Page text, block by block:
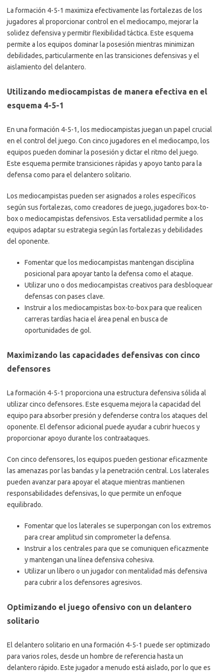
La formación 4-5-1 maximiza efectivamente las fortalezas de los
jugadores al proporcionar control en el mediocampo, mejorar la
solidez defensiva y permitir flexibilidad táctica. Este esquema
permite a los equipos dominar la posesión mientras minimizan
debilidades, particularmente en las transiciones defensivas y el
aislamiento del delantero.
Utilizando mediocampistas de manera efectiva en el
esquema 4-5-1
En una formación 4-5-1, los mediocampistas juegan un papel crucial
en el control del juego. Con cinco jugadores en el mediocampo, los
equipos pueden dominar la posesión y dictar el ritmo del juego.
Este esquema permite transiciones rápidas y apoyo tanto para la
defensa como para el delantero solitario.
Los mediocampistas pueden ser asignados a roles específicos
según sus fortalezas, como creadores de juego, jugadores box-to-
box o mediocampistas defensivos. Esta versatilidad permite a los
equipos adaptar su estrategia según las fortalezas y debilidades
del oponente.
Fomentar que los mediocampistas mantengan disciplina
posicional para apoyar tanto la defensa como el ataque.
Utilizar uno o dos mediocampistas creativos para desbloquear
defensas con pases clave.
Instruir a los mediocampistas box-to-box para que realicen
carreras tardías hacia el área penal en busca de
oportunidades de gol.
Maximizando las capacidades defensivas con cinco
defensores
La formación 4-5-1 proporciona una estructura defensiva sólida al
utilizar cinco defensores. Este esquema mejora la capacidad del
equipo para absorber presión y defenderse contra los ataques del
oponente. El defensor adicional puede ayudar a cubrir huecos y
proporcionar apoyo durante los contraataques.
Con cinco defensores, los equipos pueden gestionar eficazmente
las amenazas por las bandas y la penetración central. Los laterales
pueden avanzar para apoyar el ataque mientras mantienen
responsabilidades defensivas, lo que permite un enfoque
equilibrado.
Fomentar que los laterales se superpongan con los extremos
para crear amplitud sin comprometer la defensa.
Instruir a los centrales para que se comuniquen eficazmente
y mantengan una línea defensiva cohesiva.
Utilizar un líbero o un jugador con mentalidad más defensiva
para cubrir a los defensores agresivos.
Optimizando el juego ofensivo con un delantero
solitario
El delantero solitario en una formación 4-5-1 puede ser optimizado
para varios roles, desde un hombre de referencia hasta un
delantero rápido. Este jugador a menudo está aislado, por lo que es